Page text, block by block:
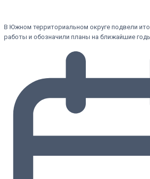
В Южном территориальном округе подвели
работы и обозначили планы на ближайшие